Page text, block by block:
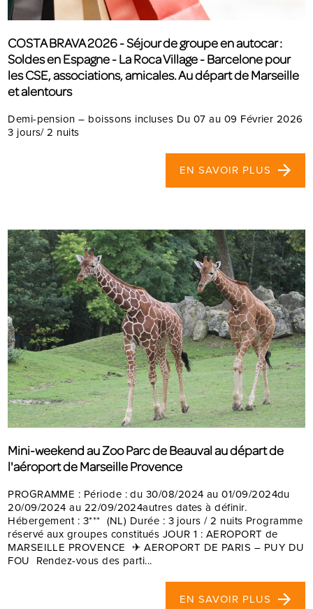
COSTA BRAVA 2026 - Séjour de groupe en autocar :
Soldes en Espagne - La Roca Village - Barcelone pour
les CSE, associations, amicales. Au départ de Marseille
et alentours
Demi-pension – boissons incluses Du 07 au 09 Février 2026
3 jours/ 2 nuits
EN SAVOIR PLUS
Mini-weekend au Zoo Parc de Beauval au départ de
l'aéroport de Marseille Provence
PROGRAMME : Période : du 30/08/2024 au 01/09/2024du
20/09/2024 au 22/09/2024autres dates à définir.
Hébergement : 3*** (NL) Durée : 3 jours / 2 nuits Programme
réservé aux groupes constitués JOUR 1 : AEROPORT de
MARSEILLE PROVENCE ✈ AEROPORT DE PARIS – PUY DU
FOU Rendez-vous des parti...
EN SAVOIR PLUS